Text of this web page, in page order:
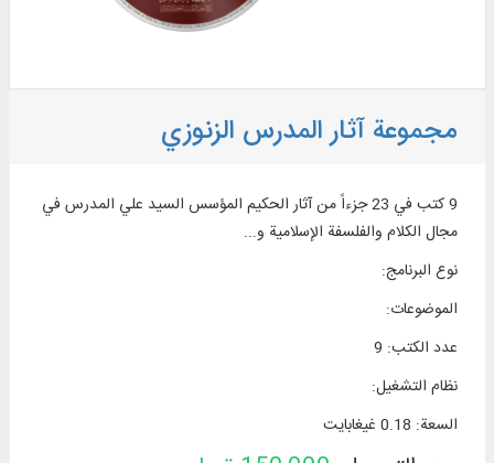
مجموعة آثار المدرس الزنوزي
9 کتب في 23 جزءاً من آثار الحكيم المؤسس السيد علي المدرس في
مجال الکلام والفلسفة الإسلامية و...
نوع البرنامج:
الموضوعات:
عدد الكتب:
9
نظام التشغیل:
السعة: 0.18 غيغابايت